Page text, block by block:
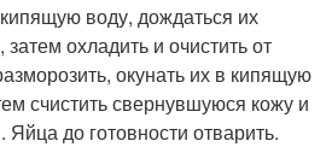
воду, дождаться их
охладить и очистить от
окунать их в кипящую
счистить свернувшуюся кожу и
Яйца до готовности отварить.